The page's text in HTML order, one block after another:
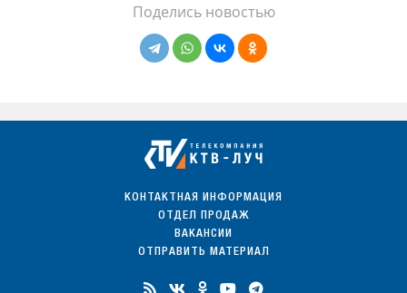
Поделись новостью
КОНТАКТНАЯ ИНФОРМАЦИЯ
ОТДЕЛ ПРОДАЖ
ВАКАНСИИ
ОТПРАВИТЬ МАТЕРИАЛ